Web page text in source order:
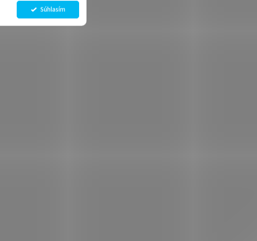
Súhlasím